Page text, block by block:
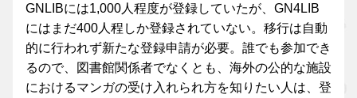
GNLIBには1,000人程度が登録していたが、GN4LIB
にはまだ400人程しか登録されていない。移行は自動
的に行われず新たな登録申請が必要。誰でも参加でき
るので、図書館関係者でなくとも、海外の公的な施設
におけるマンガの受け入れられ方を知りたい人は、登